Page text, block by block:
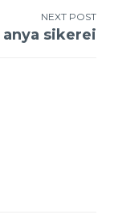
NEXT POST
anya sikerei